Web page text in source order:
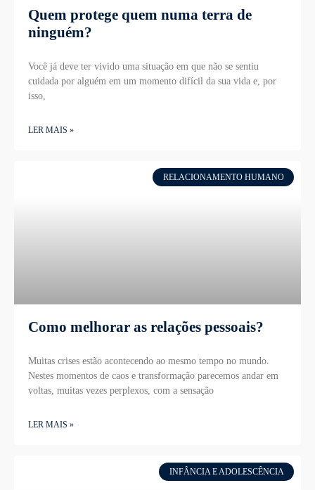
Quem protege quem numa terra de
ninguém?
Você já deve ter vivido uma situação em que não se sentiu
cuidada por alguém em um momento difícil da sua vida e, por
isso,
LER MAIS »
RELACIONAMENTO HUMANO
Como melhorar as relações pessoais?
Muitas crises estão acontecendo ao mesmo tempo no mundo.
Nestes momentos de caos e transformação parecemos andar em
voltas, muitas vezes perplexos, com a sensação
LER MAIS »
INFÂNCIA E ADOLESCÊNCIA